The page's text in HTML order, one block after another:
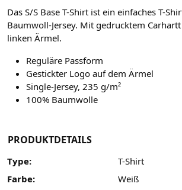
Das S/S Base T-Shirt ist ein einfaches T-
Baumwoll-Jersey. Mit gedrucktem
linken Ärmel.
Reguläre Passform
Gestickter Logo auf dem Ärmel
Single-Jersey, 235 g/m²
100% Baumwolle
PRODUKTDETAILS
Type:
T-Shirt
Farbe:
Weiß